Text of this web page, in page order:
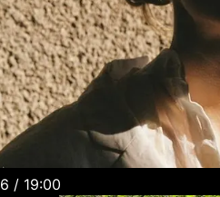
środa, 5.06 / 19:00